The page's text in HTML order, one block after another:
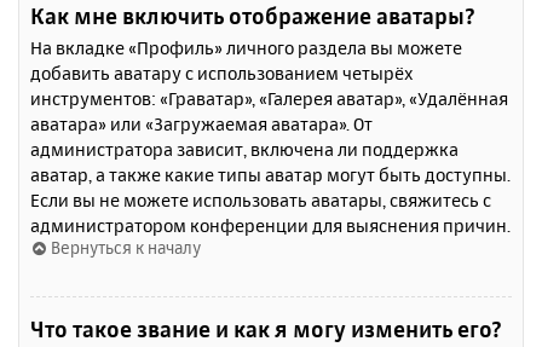
Как мне включить отображение аватары?
На вкладке «Профиль» личного раздела вы можете
добавить аватару с использованием четырёх
инструментов: «Граватар», «Галерея аватар», «Удалённая
аватара» или «Загружаемая аватара». От
администратора зависит, включена ли поддержка
аватар, а также какие типы аватар могут быть доступны.
Если вы не можете использовать аватары, свяжитесь с
администратором конференции для выяснения причин.
Вернуться к началу
Что такое звание и как я могу изменить его?